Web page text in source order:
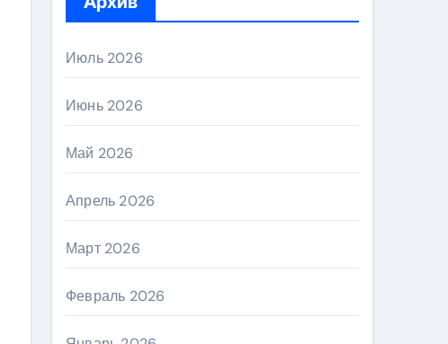
Июль 2026
Июнь 2026
Май 2026
Апрель 2026
Март 2026
Февраль 2026